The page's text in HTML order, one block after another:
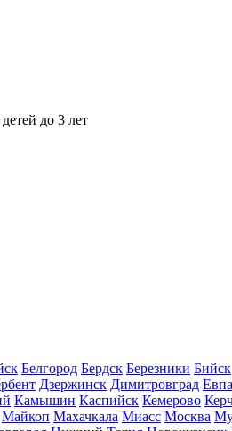
до 3 лет
Белгород Бердск Березники Бийск
Дзержинск Димитровград
Камышин Каспийск Кемерово
Майкоп Махачкала Миасс Москва